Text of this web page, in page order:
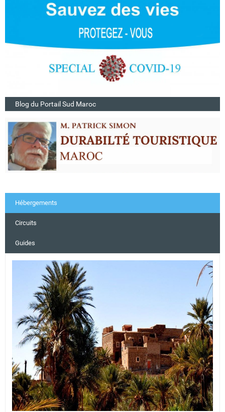
Blog du Portail Sud Maroc
Hébergements
Circuits
Guides